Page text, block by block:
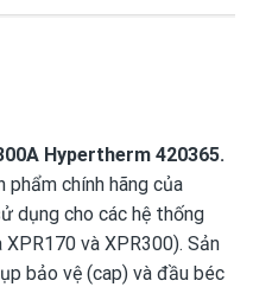
Hypertherm 420365.
chính hãng của
dụng cho các hệ thống
và XPR300). Sản
bảo vệ (cap) và đầu béc